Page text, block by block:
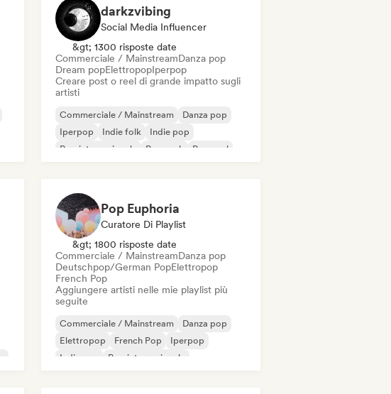
darkzvibing
Social Media Influencer
&gt; 1300 risposte date
Commerciale / MainstreamDanza pop
Dream popElettropopIperpop
Creare post o reel di grande impatto sugli
artisti
Commerciale / Mainstream
Danza pop
Iperpop
Indie folk
Indie pop
Pop internazionale
Pop rock Pop soul
Pop Euphoria
Curatore Di Playlist
&gt; 1800 risposte date
Commerciale / MainstreamDanza pop
Deutschpop/German PopElettropop
French Pop
Aggiungere artisti nelle mie playlist più
seguite
Commerciale / Mainstream
Danza pop
Elettropop
French Pop
Iperpop
Indie pop
Pop internazionale